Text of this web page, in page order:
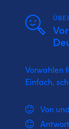
Vorwahlen
Einfach,
Von